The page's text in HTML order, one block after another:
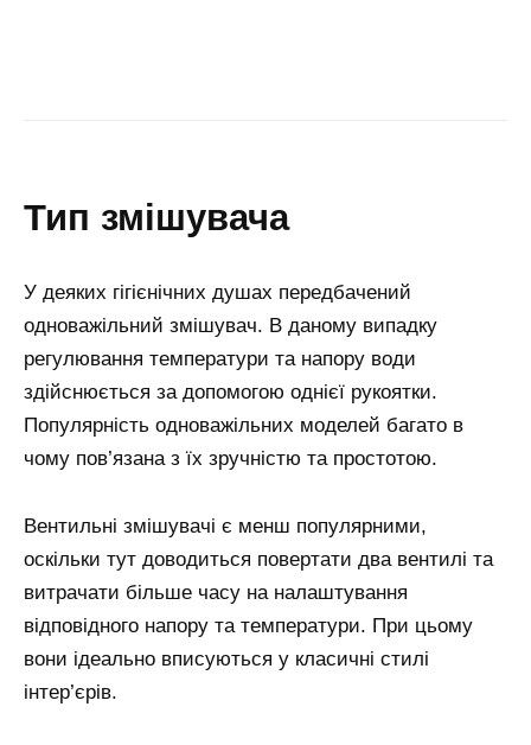
тип змішувача
У деяких гігієнічних душах передбачений
одноважільний змішувач. В даному випадку
регулювання температури та напору води
здійснюється за допомогою однієї рукоятки.
Популярність одноважільних моделей багато в
чому пов’язана з їх зручністю та простотою.
Вентильні змішувачі є менш популярними,
оскільки тут доводиться повертати два вентилі та
витрачати більше часу на налаштування
відповідного напору та температури. При цьому
вони ідеально вписуються у класичні стилі
інтер’єрів.